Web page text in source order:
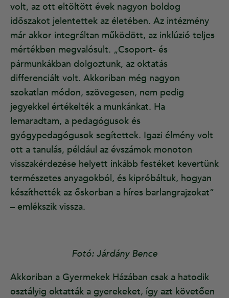
volt, az ott eltöltött évek nagyon boldog
időszakot jelentettek az életében. Az intézmény
már akkor integráltan működött, az inklúzió teljes
mértékben megvalósult. „Csoport- és
pármunkákban dolgoztunk, az oktatás
differenciált volt. Akkoriban még nagyon
szokatlan módon, szövegesen, nem pedig
jegyekkel értékelték a munkánkat. Ha
lemaradtam, a pedagógusok és
gyógypedagógusok segítettek. Igazi élmény volt
ott a tanulás, például az évszámok monoton
visszakérdezése helyett inkább festéket kevertünk
természetes anyagokból, és kipróbáltuk, hogyan
készíthették az őskorban a híres barlangrajzokat”
– emlékszik vissza.
Fotó: Járdány Bence
Akkoriban a Gyermekek Házában csak a hatodik
osztályig oktatták a gyerekeket, így azt követően